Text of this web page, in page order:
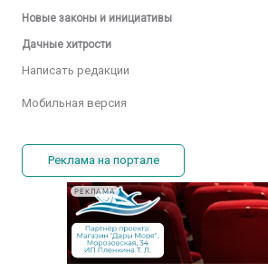
Новые законы и инициативы
Дачные хитрости
Написать редакции
Мобильная версия
Реклама на портале
РЕКЛАМА